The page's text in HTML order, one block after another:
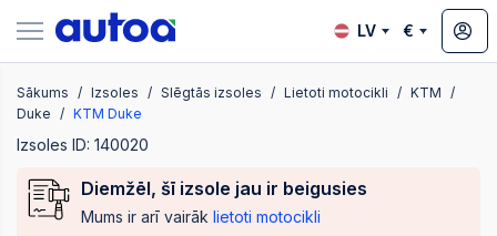
LV €
Sākums Izsoles Slēgtās izsoles Lietoti motocikli
KTM
Duke
KTM Duke
Izsoles ID: 140020
Diemžēl, šī izsole jau ir beigusies
Mums ir arī vairāk lietoti motocikli